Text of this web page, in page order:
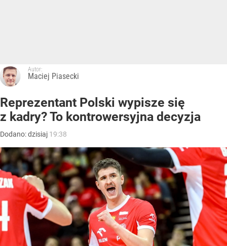
Autor:
Maciej Piasecki
Reprezentant Polski wypisze się
z kadry? To kontrowersyjna decyzja
Dodano:dzisiaj 19:38